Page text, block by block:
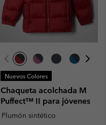
Nuevos Colores
Chaqueta acolchada M
Puffect™ II para jóvenes
Plumón sintético